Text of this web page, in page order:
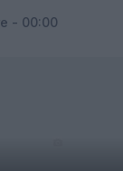
- 00:00